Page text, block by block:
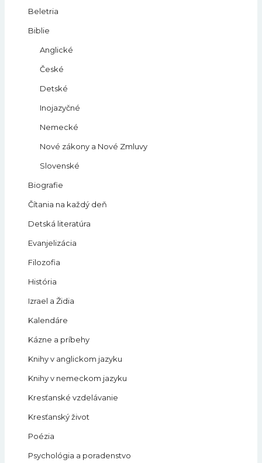
Beletria
Biblie
Anglické
České
Detské
Inojazyčné
Nemecké
Nové zákony a Nové Zmluvy
Slovenské
Biografie
Čítania na každý deň
Detská literatúra
Evanjelizácia
Filozofia
História
Izrael a Židia
Kalendáre
Kázne a príbehy
Knihy v anglickom jazyku
Knihy v nemeckom jazyku
Kresťanské vzdelávanie
Kresťanský život
Poézia
Psychológia a poradenstvo